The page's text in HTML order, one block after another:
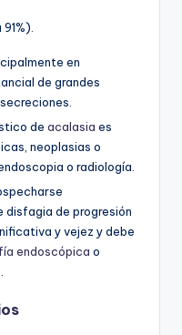
en
de grandes
de acalasia es
neoplasias o
o radiología.
disfagia de progresión
y vejez y debe
endoscópica o
.